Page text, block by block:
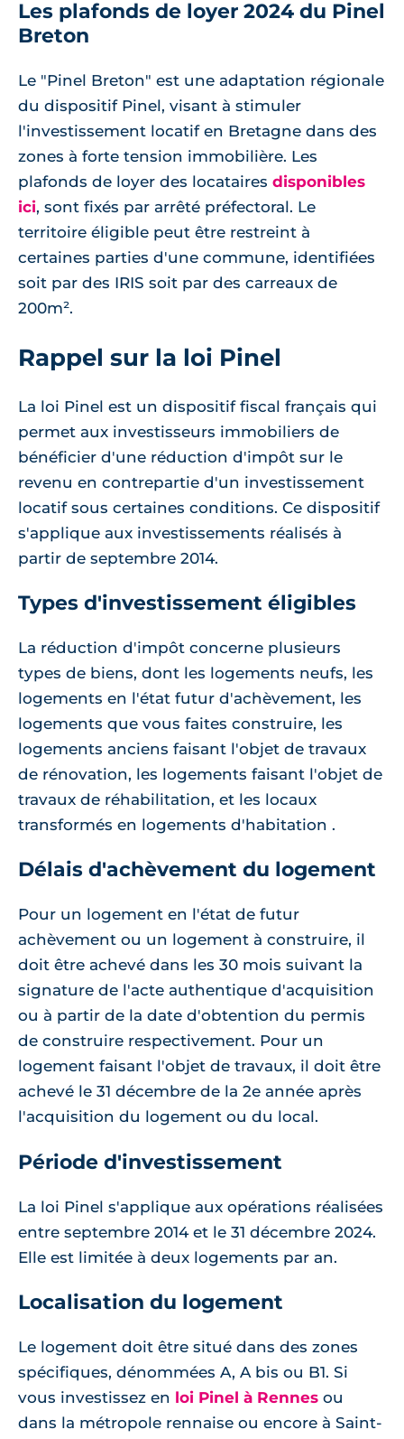
Les plafonds de loyer 2024 du Pinel
Breton
Le "Pinel Breton" est une adaptation régionale
du dispositif Pinel, visant à stimuler
l'investissement locatif en Bretagne dans des
zones à forte tension immobilière. Les
plafonds de loyer des locataires disponibles
ici, sont fixés par arrêté préfectoral. Le
territoire éligible peut être restreint à
certaines parties d'une commune, identifiées
soit par des IRIS soit par des carreaux de
200m².
Rappel sur la loi Pinel
La loi Pinel est un dispositif fiscal français qui
permet aux investisseurs immobiliers de
bénéficier d'une réduction d'impôt sur le
revenu en contrepartie d'un investissement
locatif sous certaines conditions. Ce dispositif
s'applique aux investissements réalisés à
partir de septembre 2014.
Types d'investissement éligibles
La réduction d'impôt concerne plusieurs
types de biens, dont les logements neufs, les
logements en l'état futur d'achèvement, les
logements que vous faites construire, les
logements anciens faisant l'objet de travaux
de rénovation, les logements faisant l'objet de
travaux de réhabilitation, et les locaux
transformés en logements d'habitation .
Délais d'achèvement du logement
Pour un logement en l'état de futur
achèvement ou un logement à construire, il
doit être achevé dans les 30 mois suivant la
signature de l'acte authentique d'acquisition
ou à partir de la date d'obtention du permis
de construire respectivement. Pour un
logement faisant l'objet de travaux, il doit être
achevé le 31 décembre de la 2e année après
l'acquisition du logement ou du local.
Période d'investissement
La loi Pinel s'applique aux opérations réalisées
entre septembre 2014 et le 31 décembre 2024.
Elle est limitée à deux logements par an.
Localisation du logement
Le logement doit être situé dans des zones
spécifiques, dénommées A, A bis ou B1. Si
vous investissez en loi Pinel à Rennes ou
dans la métropole rennaise ou encore à Saint-